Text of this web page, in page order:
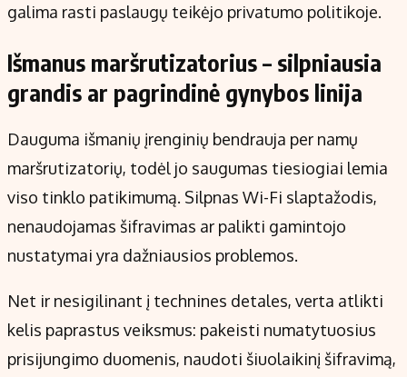
galima rasti paslaugų teikėjo privatumo politikoje.
Išmanus maršrutizatorius – silpniausia
grandis ar pagrindinė gynybos linija
Dauguma išmanių įrenginių bendrauja per namų
maršrutizatorių, todėl jo saugumas tiesiogiai lemia
viso tinklo patikimumą. Silpnas Wi-Fi slaptažodis,
nenaudojamas šifravimas ar palikti gamintojo
nustatymai yra dažniausios problemos.
Net ir nesigilinant į technines detales, verta atlikti
kelis paprastus veiksmus: pakeisti numatytuosius
prisijungimo duomenis, naudoti šiuolaikinį šifravimą,